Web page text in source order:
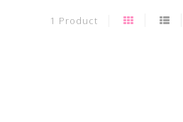
1 Product